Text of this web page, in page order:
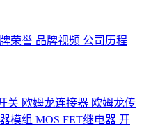
荣誉 品牌视频 公司历程
关 欧姆龙连接器 欧姆龙传
模组 MOS FET继电器 开